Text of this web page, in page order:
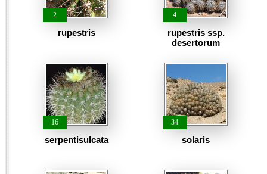
2
rupestris
4
rupestris ssp.
desertorum
16
serpentisulcata
34
solaris